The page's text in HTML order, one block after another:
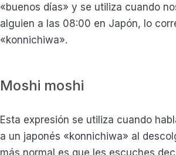
«buenos días» y se utiliza cuando
alguien a las 08:00 en Japón, lo
«konnichiwa».
Moshi moshi
Esta expresión se utiliza cuando
a un japonés «konnichiwa» al
más normal es que les escuches